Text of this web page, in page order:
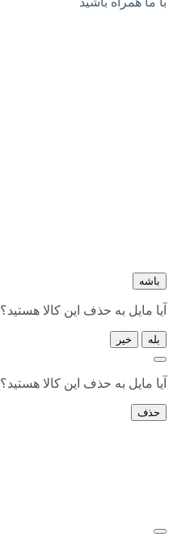
باشه
آیا مایل به حذف این کالا هستید؟
بله خیر
آیا مایل به حذف این کالا هستید؟
حذف